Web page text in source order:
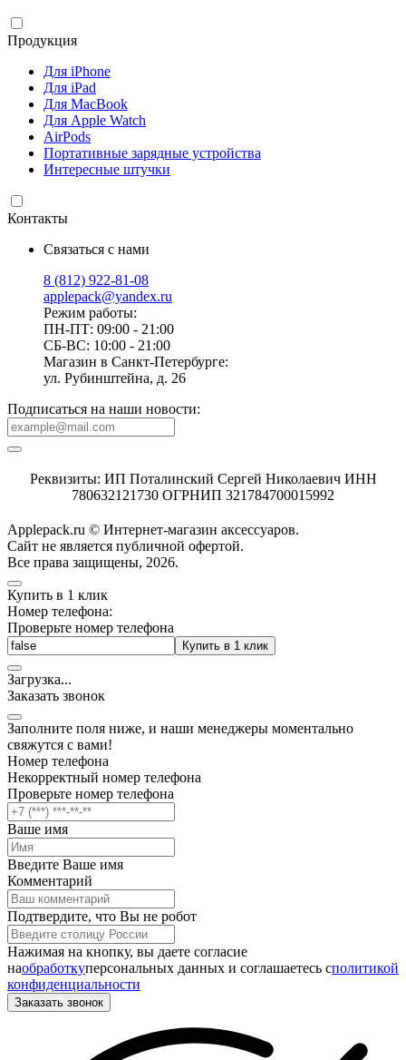
Продукция
Для iPhone
Для iPad
Для MacBook
Для Apple Watch
AirPods
Портативные зарядные устройства
Интересные штучки
Контакты
Связаться с нами
8 (812) 922-81-08
applepack@yandex.ru
Режим работы:
ПН-ПТ: 09:00 - 21:00
СБ-ВС: 10:00 - 21:00
Магазин в Санкт-Петербурге:
ул. Рубинштейна, д. 26
Подписаться на наши новости:
Реквизиты: ИП Поталинский Сергей Николаевич ИНН
780632121730 ОГРНИП 321784700015992
Applepack.ru © Интернет-магазин аксессуаров.
Cайт не является публичной офертой.
Все права защищены, 2026.
Купить в 1 клик
Номер телефона:
Проверьте номер телефона
Купить в 1 клик
Загрузка...
Заказать звонок
Заполните поля ниже, и наши менеджеры моментально
свяжутся с вами!
Номер телефона
Некорректный номер телефона
Проверьте номер телефона
Ваше имя
Введите Ваше имя
Комментарий
Подтвердите, что Вы не робот
Нажимая на кнопку, вы даете согласие
наобработкуперсональных данных и соглашаетесь cполитикой
конфиденциальности
Заказать звонок